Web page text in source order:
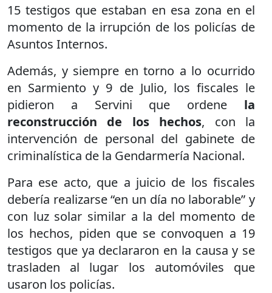
15 testigos que estaban en esa zona en el
momento de la irrupción de los policías de
Asuntos Internos.
Además, y siempre en torno a lo ocurrido
en Sarmiento y 9 de Julio, los fiscales le
pidieron a Servini que ordene la
reconstrucción de los hechos, con la
intervención de personal del gabinete de
criminalística de la Gendarmería Nacional.
Para ese acto, que a juicio de los fiscales
debería realizarse “en un día no laborable” y
con luz solar similar a la del momento de
los hechos, piden que se convoquen a 19
testigos que ya declararon en la causa y se
trasladen al lugar los automóviles que
usaron los policías.